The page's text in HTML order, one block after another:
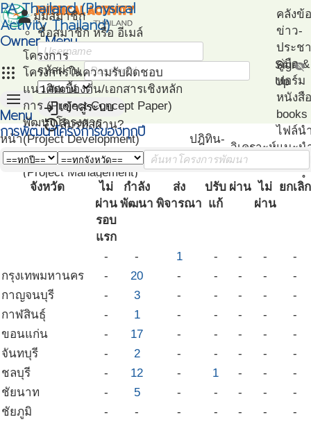
PA Thailand (Physical
Activity Thailand)
Owner Menu
apps
personมุมสมาชิก
ชื่อสมาชิก หรือ อีเมล์
รหัสผ่าน visibility_off
loginเข้าสู่ระบบ
restoreลืมรหัสผ่าน?
Sign
Up
menu
Menu
หน้า
แรก
โครงการ
โครงการในความรับผิดชอบ
แนวคิดเบื้องต้น/เอกสารเชิงหลัก
การ (Project Concept Paper)
พัฒนาโครงการ
(Project Development)
ติดตามโครงการ
(Project Management)
แผนที่โครงการ
(Project Mapping)
รายชื่อโครงการ Like
ปฎิทิน-
กิจกรรม
วิเคราะห์
คลังข้
ข่าว-
ประช
คู่มือ
ฟอร์ม
หนังสื
books
ไฟล์น
แนะน
แนะน
สมรร
การพัฒนาโครงการของทุกปี
จังหวัด
ไม่
ผ่าน
รอบ
แรก
กำลัง
พัฒนา
ส่ง
พิจารณา
ปรับ
แก้
ผ่าน ไม่
ผ่าน
ยกเลิก
- - 1 - - -
-
กรุงเทพมหานคร
- 20 - - - -
-
กาญจนบุรี
- 3 - - - -
-
กาฬสินธุ์
- 1 - - - -
-
ขอนแก่น
- 17 - - - -
-
จันทบุรี
- 2 - - - -
-
ชลบุรี
- 12 - 1 - -
-
ชัยนาท
- 5 - - - -
-
ชัยภูมิ
- - - - - -
-